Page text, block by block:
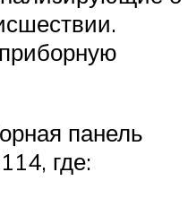
панель
где: